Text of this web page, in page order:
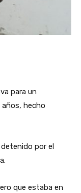
para un
hecho
por el
que estaba en